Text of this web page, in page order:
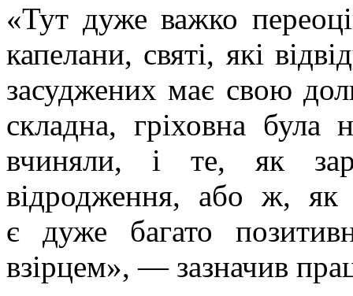
«Тут дуже важко
капелани, святі, які
засуджених має свою
складна, гріховна була
вчиняли, і те, як
відродження, або ж, як
є дуже багато
взірцем», — зазначив